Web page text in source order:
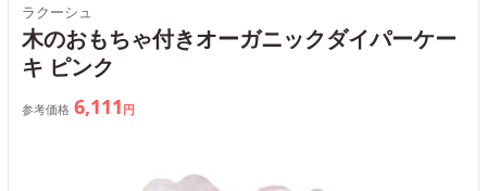
ラクーシュ
木のおもちゃ付きオーガニックダイパーケー
キ ピンク
参考価格 6,111 円